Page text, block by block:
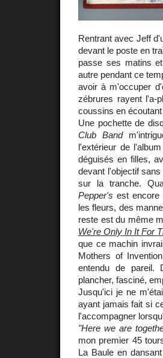
Rentrant avec Jeff
devant le poste en
passe ses matins
autre pendant ce
avoir à m'occuper
zébrures rayent l'a-
coussins en
Une pochette de
Club Band
l'extérieur de
déguisés en filles,
devant l'objectif
sur la tranche.
Pepper's est encore
les fleurs, des
reste est du même
We're Only In It For
que ce machin
Mothers of
entendu de pareil.
plancher, fasciné,
Jusqu'ici je ne
ayant jamais fait si
l'accompagner
"Here we are
mon premier 45
La Baule en